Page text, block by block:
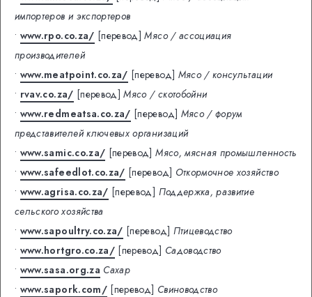
импортеров и экспортеров
• www.rpo.co.za/ [перевод] Мясо / ассоциация
производителей
• www.meatpoint.co.za/ [перевод] Мясо / консультации
• rvav.co.za/ [перевод] Мясо / скотобойни
• www.redmeatsa.co.za/ [перевод] Мясо / форум
представителей ключевых организаций
• www.samic.co.za/ [перевод] Мясо, мясная промышленность
• www.safeedlot.co.za/ [перевод] Откормочное хозяйство
• www.agrisa.co.za/ [перевод] Поддержка, развитие
сельского хозяйства
• www.sapoultry.co.za/ [перевод] Птицеводство
• www.hortgro.co.za/ [перевод] Садоводство
• www.sasa.org.za Сахар
• www.sapork.com/ [перевод] Свиноводство